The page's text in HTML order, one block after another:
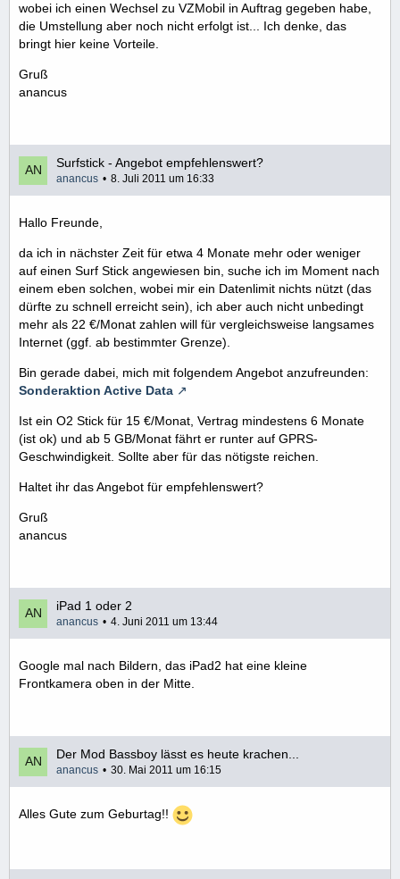
wobei ich einen Wechsel zu VZMobil in Auftrag gegeben habe,
die Umstellung aber noch nicht erfolgt ist... Ich denke, das
bringt hier keine Vorteile.
Gruß
anancus
Surfstick - Angebot empfehlenswert?
anancus 8. Juli 2011 um 16:33
Hallo Freunde,
da ich in nächster Zeit für etwa 4 Monate mehr oder weniger
auf einen Surf Stick angewiesen bin, suche ich im Moment nach
einem eben solchen, wobei mir ein Datenlimit nichts nützt (das
dürfte zu schnell erreicht sein), ich aber auch nicht unbedingt
mehr als 22 €/Monat zahlen will für vergleichsweise langsames
Internet (ggf. ab bestimmter Grenze).
Bin gerade dabei, mich mit folgendem Angebot anzufreunden:
Sonderaktion Active Data
Ist ein O2 Stick für 15 €/Monat, Vertrag mindestens 6 Monate
(ist ok) und ab 5 GB/Monat fährt er runter auf GPRS-
Geschwindigkeit. Sollte aber für das nötigste reichen.
Haltet ihr das Angebot für empfehlenswert?
Gruß
anancus
iPad 1 oder 2
anancus 4. Juni 2011 um 13:44
Google mal nach Bildern, das iPad2 hat eine kleine
Frontkamera oben in der Mitte.
Der Mod Bassboy lässt es heute krachen...
anancus 30. Mai 2011 um 16:15
Alles Gute zum Geburtag!!